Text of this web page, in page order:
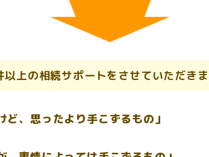
上の相続サポートをさせていただきま
ど、思ったより手こずるもの」